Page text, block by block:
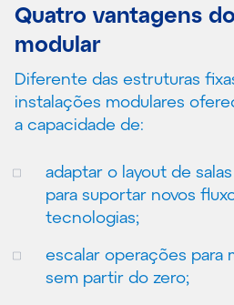
Quatro vantagens
modular
Diferente das estruturas
instalações modulares
a capacidade de:
adaptar o layout de
para suportar novos
tecnologias;
escalar operações para
sem partir do zero;